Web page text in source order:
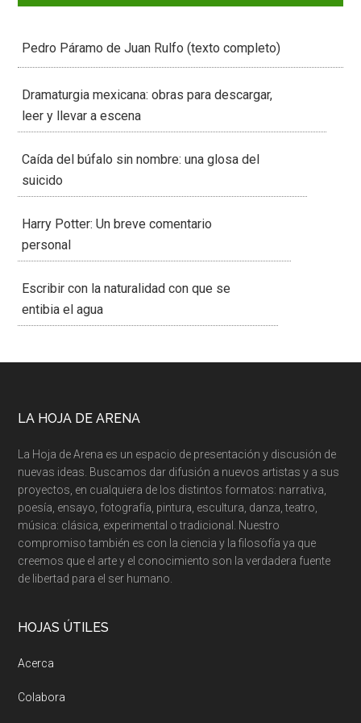
Pedro Páramo de Juan Rulfo (texto completo)
Dramaturgia mexicana: obras para descargar,
leer y llevar a escena
Caída del búfalo sin nombre: una glosa del
suicido
Harry Potter: Un breve comentario
personal
Escribir con la naturalidad con que se
entibia el agua
Footer
LA HOJA DE ARENA
La Hoja de Arena es un espacio de presentación y discusión de
nuevas ideas. Buscamos dar difusión a nuevos artistas y a sus
proyectos, en cualquiera de los distintos formatos: narrativa,
poesía, ensayo, fotografía, pintura, escultura, danza, teatro,
música: clásica, experimental o tradicional. Nuestro
compromiso también es con la ciencia y la filosofía ya que
creemos que el arte y el conocimiento son la verdadera fuente
de libertad para el ser humano.
HOJAS ÚTILES
Acerca
Colabora